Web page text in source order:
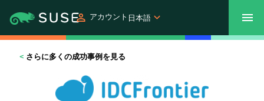
アカウント 日本語
SUSECON 2027 カスタマーセンター
さらに多くの成功事例を見る